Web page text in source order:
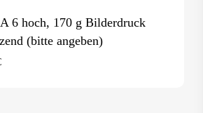
6 hoch, 170 g Bilderdruck
(bitte angeben)